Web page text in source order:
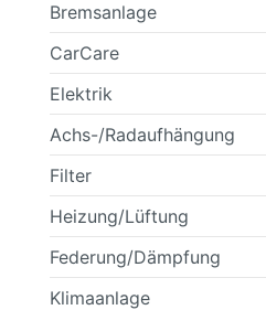
Bremsanlage
CarCare
Elektrik
Achs-/Radaufhängung
Filter
Heizung/Lüftung
Federung/Dämpfung
Klimaanlage